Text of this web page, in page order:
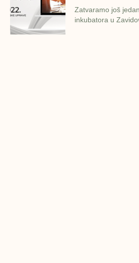
Zatvaramo još
inkubatora u